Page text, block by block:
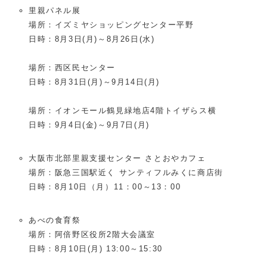
里親パネル展
場所：イズミヤショッピングセンター平野
日時：8月3日(月)～8月26日(水)
場所：西区民センター
日時：8月31日(月)～9月14日(月)
場所：イオンモール鶴見緑地店4階トイザらス横
日時：9月4日(金)～9月7日(月)
大阪市北部里親支援センター さとおやカフェ
場所：阪急三国駅近く サンティフルみくに商店街
日時：8月10日（月）11：00～13：00
あべの食育祭
場所：阿倍野区役所2階大会議室
日時：8月10日(月) 13:00～15:30